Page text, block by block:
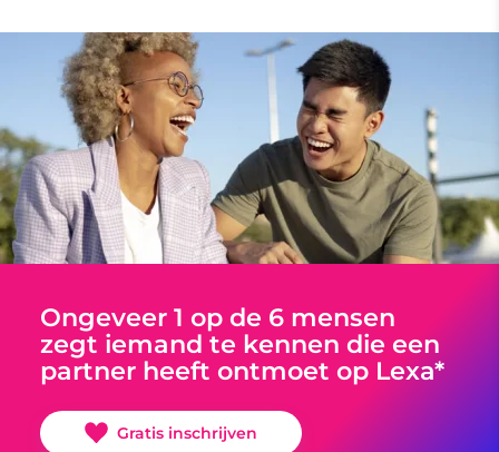
Ongeveer 1 op de 6 mensen
zegt iemand te kennen die een
partner heeft ontmoet op Lexa*
Gratis inschrijven